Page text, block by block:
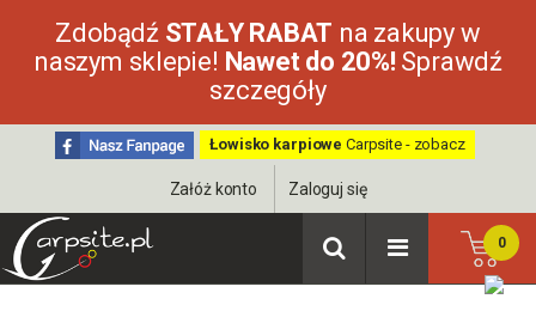
Zdobądź STAŁY RABAT na zakupy w
naszym sklepie! Nawet do 20%! Sprawdź
szczegóły
Łowisko karpiowe Carpsite - zobacz
Załóż konto Zaloguj się
0